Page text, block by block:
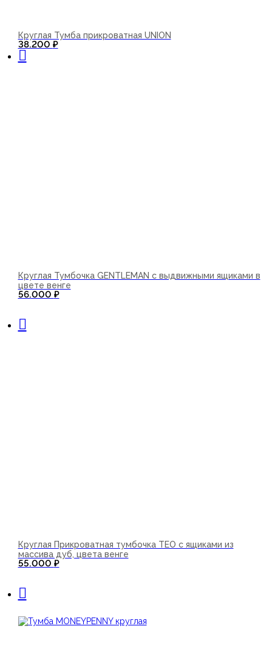
Круглая Тумба прикроватная UNION
38.200 ₽
Круглая Тумбочка GENTLEMAN с выдвижными ящиками в
цвете венге
56.000 ₽
Круглая Прикроватная тумбочка TEO с ящиками из
массива дуб, цвета венге
55.000 ₽